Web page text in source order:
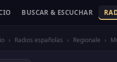
BUSCAR & ESCUCHAR
› Radios españolas › Regionale ›